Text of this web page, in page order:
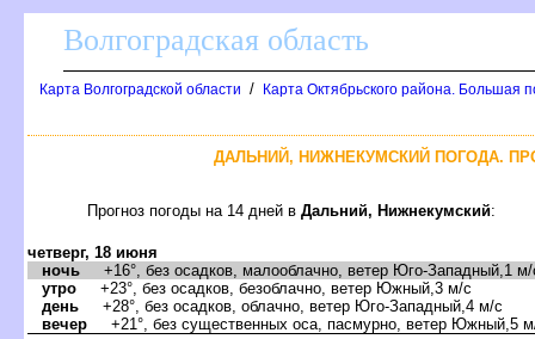
олгоградская область
Карта Волгоградской области / Карта Октябрьского района. Большая
ДАЛЬНИЙ, НИЖНЕКУМСКИЙ ПОГОДА.
Прогноз погоды на 14 дней Дальний, Нижнекумский:
четверг, 18 июня
ночь +16°, без осадков, малооблачно, ветер Юго-Западный,1 м/
утро +23°, без осадков, безоблачно, ветер Южный,3 м/с
день +28°, без осадков, облачно, ветер Юго-Западный,4 м/с
ечер +21°, без существенных оса, пасмурно, ветер Южный,5